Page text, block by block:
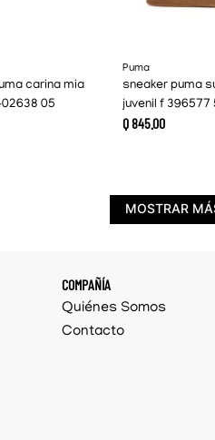
carina mia
05
Puma
sneaker puma
juvenil f 396577
Q84500
MOSTRAR
COMPAÑÍA
Quiénes Somos
Contacto